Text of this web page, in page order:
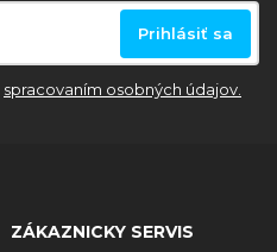
Prihlásiť sa
spracovaním osobných údajov.
ZÁKAZNICKY SERVIS